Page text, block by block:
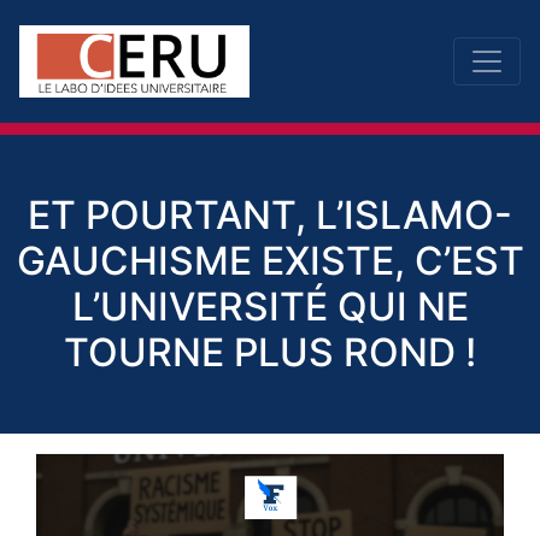
ET POURTANT, L’ISLAMO-
GAUCHISME EXISTE, C’EST
L’UNIVERSITÉ QUI NE
TOURNE PLUS ROND !